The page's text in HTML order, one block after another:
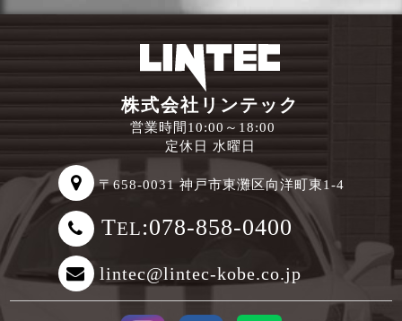
株式会社リンテック
営業時間10:00～18:00
定休日 水曜日
〒658-0031 神戸市東灘区向洋町東1-4
TEL:078-858-0400
lintec@lintec-kobe.co.jp